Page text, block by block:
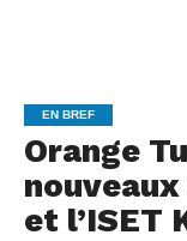
EN BREF
Orange
nouveaux
et l’ISET